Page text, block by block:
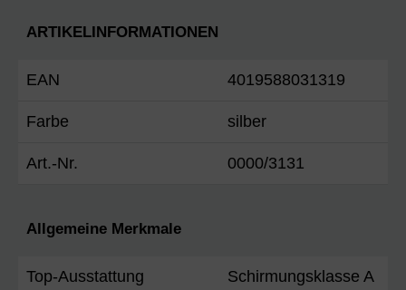
ARTIKELINFORMATIONEN
EAN 4019588031319
Farbe silber
Art.-Nr. 0000/3131
Allgemeine Merkmale
Top-Ausstattung
Schirmungsklasse A